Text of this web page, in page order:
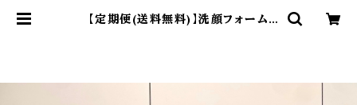
【定期便(送料無料)】洗顔フォーム